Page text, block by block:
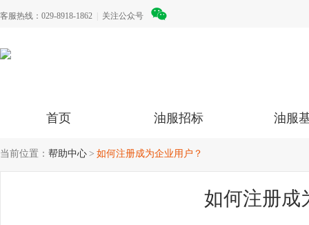
客服热线：029-8918-1862 关注公众号
首页 油服招标 油服
当前位置： 帮助中心 如何注册成为企业用户？
如何注册成